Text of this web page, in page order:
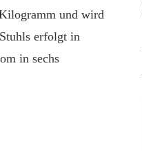
und wird
erfolgt in
in sechs